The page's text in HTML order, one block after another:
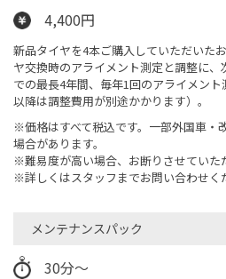
4,400円
新品タイヤを4本ご購入していただいた
ヤ交換時のアライメント測定と調整に
での最長4年間、毎年1回のアライメン
以降は調整費用が別途かかります）。
※価格はすべて税込です。一部外国車・
場合があります。
※難易度が高い場合、お断りさせていた
※詳しくはスタッフまでお問い合わせく
メンテナンスパック
30分～